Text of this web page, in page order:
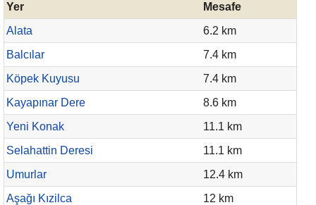
Yer
Mesafe
Alata
6.2 km
Balcılar
7.4 km
Köpek Kuyusu
7.4 km
Kayapınar Dere
8.6 km
Yeni Konak
11.1 km
Selahattin Deresi
11.1 km
Umurlar
12.4 km
Aşağı Kızilca
12 km